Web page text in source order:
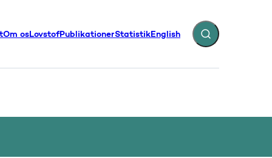
Om osLovstofPublikationerStatistikEnglish Fold søgefelt ud
- Flere links